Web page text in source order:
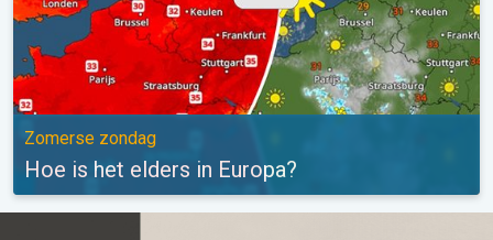
Zomerse zondag
Hoe is het elders in Europa?